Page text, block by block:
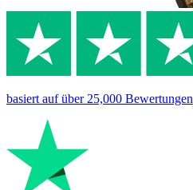
basiert aufüber 25,000 Bewertungen